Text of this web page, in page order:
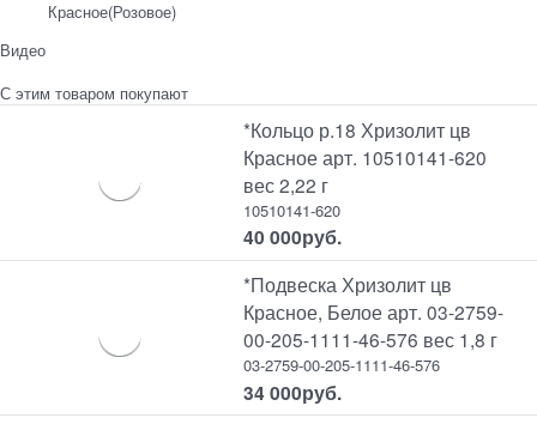
Красное(Розовое)
Видео
С этим товаром покупают
*Кольцо р.18 Хризолит цв
Красное арт. 10510141-620
вес 2,22 г
10510141-620
40 000руб.
*Подвеска Хризолит цв
Красное, Белое арт. 03-2759-
00-205-1111-46-576 вес 1,8 г
03-2759-00-205-1111-46-576
34 000руб.